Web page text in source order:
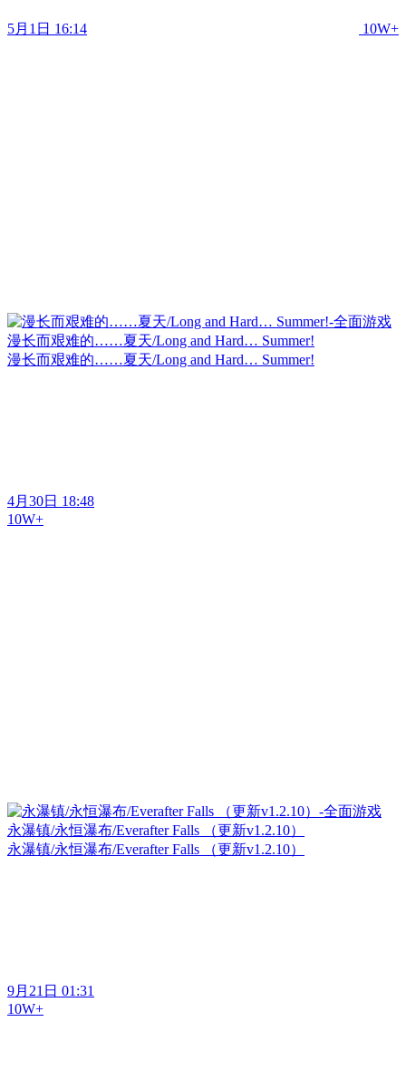
5月1日 16:14 10W+
漫长而艰难的……夏天/Long and Hard… Summer!
漫长而艰难的……夏天/Long and Hard… Summer!
4月30日 18:48
10W+
永瀑镇/永恒瀑布/Everafter Falls （更新v1.2.10）
永瀑镇/永恒瀑布/Everafter Falls （更新v1.2.10）
9月21日 01:31
10W+